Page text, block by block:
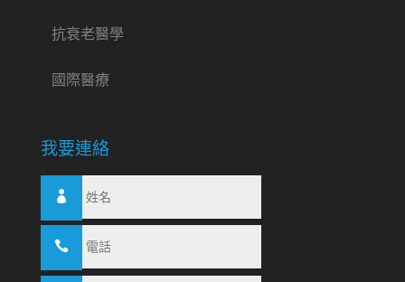
抗衰老醫學
國際醫療
我要連絡